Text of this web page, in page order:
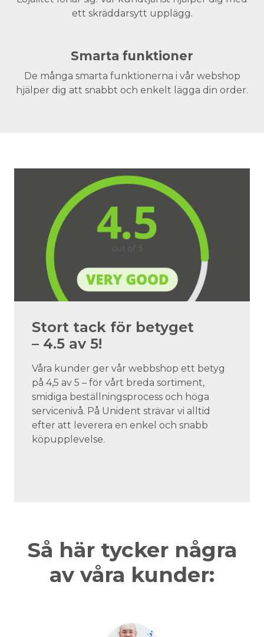
ett skräddarsytt upplägg.
Smarta funktioner
De många smarta funktionerna i vår webshop
hjälper dig att snabbt och enkelt lägga din order.
Stort tack för betyget
– 4.5 av 5!
Våra kunder ger vår webbshop ett betyg
på 4,5 av 5 – för vårt breda sortiment,
smidiga beställningsprocess och höga
servicenivå. På Unident strävar vi alltid
efter att leverera en enkel och snabb
köpupplevelse.
Så här tycker några
av våra kunder: